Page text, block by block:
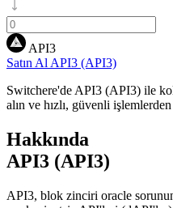
API3
Satın Al API3 (API3)
Switchere'de API3 (API3) ile
alın ve hızlı, güvenli
Hakkında
API3 (API3)
API3, blok zinciri oracle